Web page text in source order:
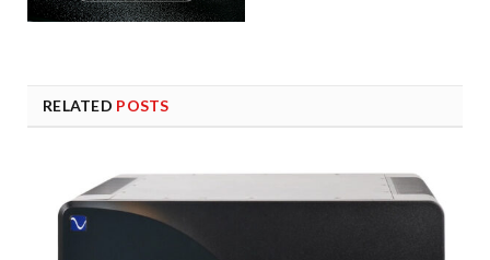
RELATED POSTS